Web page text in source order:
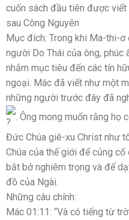
cuốn sách đầu tiên được
sau Công Nguyên
Mục đích: Trong khi Ma-thi-
người Do Thái của ông, phúc
nhắm mục tiêu đến các tín
ngoại. Mác đã viết như một
những người trước đây đã
. Ông mong muốn rằng
Đức Chúa giê-xu Christ như
Chúa của thế giới để củng
bắt bớ nghiêm trọng và để
đồ của Ngài.
Những câu chính:
Mác 01:11: “Và có tiếng từ